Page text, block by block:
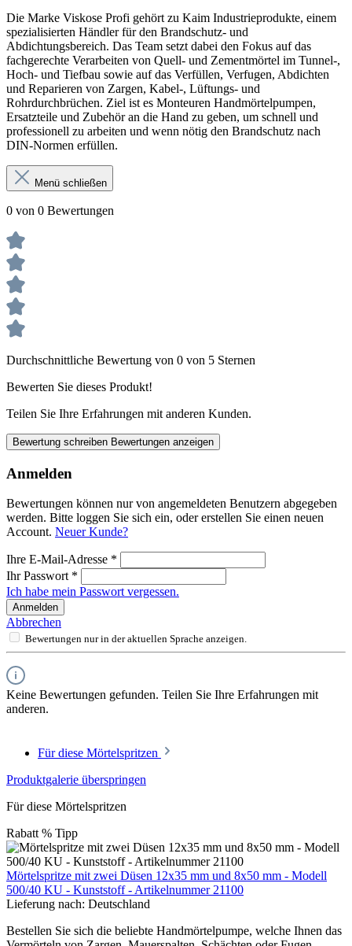
Die Marke Viskose Profi gehört zu Kaim Industrieprodukte, einem
spezialisierten Händler für den Brandschutz- und
Abdichtungsbereich. Das Team setzt dabei den Fokus auf das
fachgerechte Verarbeiten von Quell- und Zementmörtel im Tunnel-,
Hoch- und Tiefbau sowie auf das Verfüllen, Verfugen, Abdichten
und Reparieren von Zargen, Kabel-, Lüftungs- und
Rohrdurchbrüchen. Ziel ist es Monteuren Handmörtelpumpen,
Ersatzteile und Zubehör an die Hand zu geben, um schnell und
professionell zu arbeiten und wenn nötig den Brandschutz nach
DIN-Normen erfüllen.
Menü schließen
0 von 0 Bewertungen
Durchschnittliche Bewertung von 0 von 5 Sternen
Bewerten Sie dieses Produkt!
Teilen Sie Ihre Erfahrungen mit anderen Kunden.
Bewertung schreiben Bewertungen anzeigen
Anmelden
Bewertungen können nur von angemeldeten Benutzern abgegeben
werden. Bitte loggen Sie sich ein, oder erstellen Sie einen neuen
Account. Neuer Kunde?
Ihre E-Mail-Adresse *
Ihr Passwort *
Ich habe mein Passwort vergessen.
Anmelden
Abbrechen
Bewertungen nur in der aktuellen Sprache anzeigen.
Keine Bewertungen gefunden. Teilen Sie Ihre Erfahrungen mit
anderen.
Für diese Mörtelspritzen
Produktgalerie überspringen
Für diese Mörtelspritzen
Rabatt % Tipp
Mörtelspritze mit zwei Düsen 12x35 mm und 8x50 mm - Modell
500/40 KU - Kunststoff - Artikelnummer 21100
Lieferung nach: Deutschland
Bestellen Sie sich die beliebte Handmörtelpumpe, welche Ihnen das